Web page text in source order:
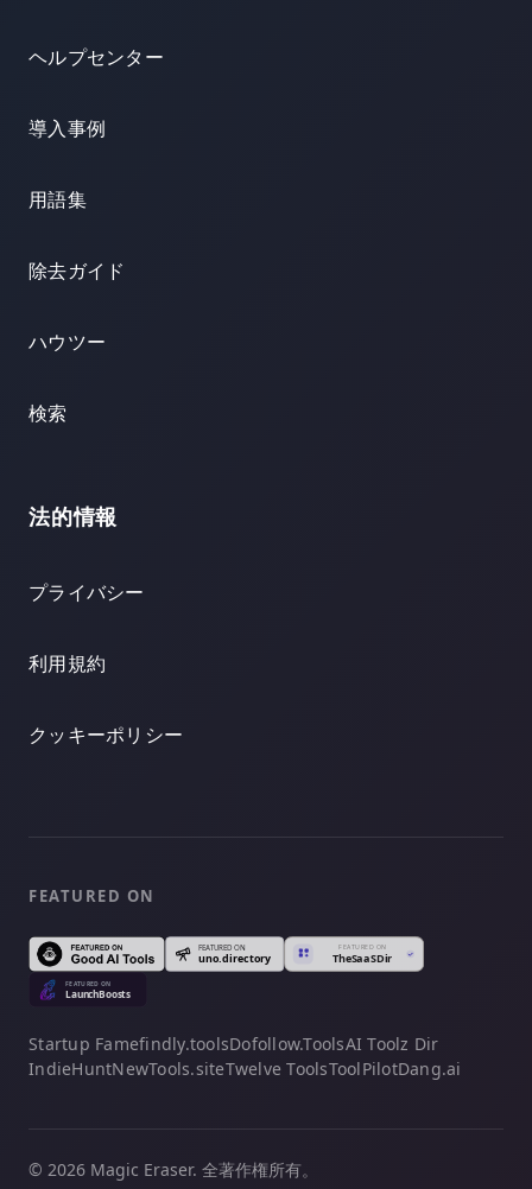
ヘルプセンター
導入事例
用語集
除去ガイド
ハウツー
検索
法的情報
プライバシー
利用規約
クッキーポリシー
FEATURED ON
Startup Famefindly.toolsDofollow.ToolsAI Toolz Dir
IndieHuntNewTools.siteTwelve ToolsToolPilotDang.ai
© 2026 Magic Eraser. 全著作権所有。